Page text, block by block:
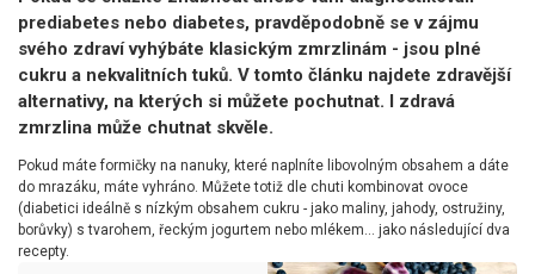
prediabetes nebo diabetes, pravděpodobně se v zájmu
svého zdraví vyhýbáte klasickým zmrzlinám - jsou plné
cukru a nekvalitních tuků. V tomto článku najdete zdravější
alternativy, na kterých si můžete pochutnat. I zdravá
zmrzlina může chutnat skvěle.
Pokud máte formičky na nanuky, které naplníte libovolným obsahem a dáte
do mrazáku, máte vyhráno. Můžete totiž dle chuti kombinovat ovoce
(diabetici ideálně s nízkým obsahem cukru - jako maliny, jahody, ostružiny,
borůvky) s tvarohem, řeckým jogurtem nebo mlékem... jako následující dva
recepty.